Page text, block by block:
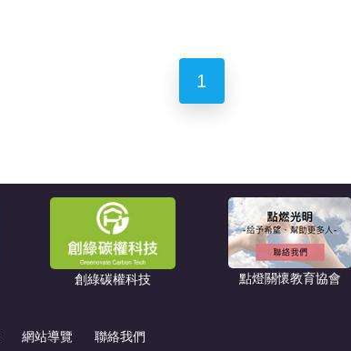
1
創綠碳權科技 點燈關懷教育協會
網站導覽 聯絡我們